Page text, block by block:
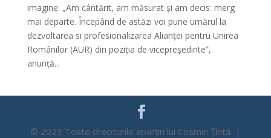
imagine: „Am cântărit, am măsurat și am decis: merg
mai departe. Începând de astăzi voi pune umărul la
dezvoltarea si profesionalizarea Alianței pentru Unirea
Românilor (AUR) din poziția de vicepreședinte”,
anunță...
© 2023 Toate drepturile aparțin lui Cosmin Țîntă |